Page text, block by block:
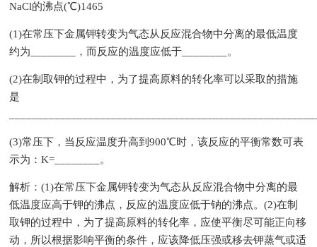
NaCl的沸点(℃)1465
(1)在常压下金属钾转变为气态从反应混合物中分离的最低温度
约为________，而反应的温度应低于________。
(2)在制取钾的过程中，为了提高原料的转化率可以采取的措施
是
(3)常压下，当反应温度升高到900℃时，该反应的平衡常数可表
示为：K=________。
解析：(1)在常压下金属钾转变为气态从反应混合物中分离的最
低温度应高于钾的沸点，反应的温度应低于钠的沸点。(2)在制
取钾的过程中，为了提高原料的转化率，应使平衡尽可能正向移
动，所以根据影响平衡的条件，应该降低压强或移去钾蒸气或适